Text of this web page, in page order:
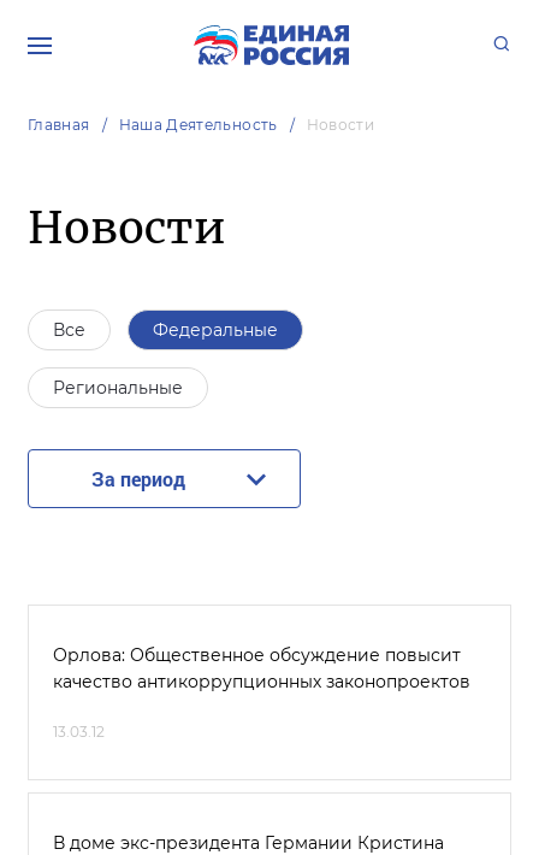
Главная Наша Деятельность Новости
Новости
Все Федеральные
Региональные
За период
Орлова: Общественное обсуждение повысит
качество антикоррупционных законопроектов
13.03.12
В доме экс-президента Германии Кристина